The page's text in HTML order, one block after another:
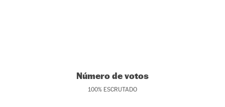
Número de votos
100% ESCRUTADO